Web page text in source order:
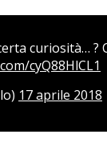
curiosità… ?
cyQ88HlCL1
17 aprile 2018